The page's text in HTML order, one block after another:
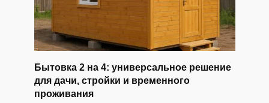
Бытовка 2 на 4: универсальное решение
для дачи, стройки и временного
проживания